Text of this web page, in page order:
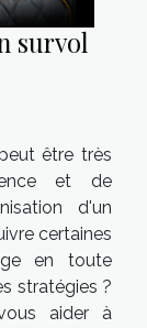
survol
être très
et de
d'un
certaines
en toute
stratégies ?
aider à